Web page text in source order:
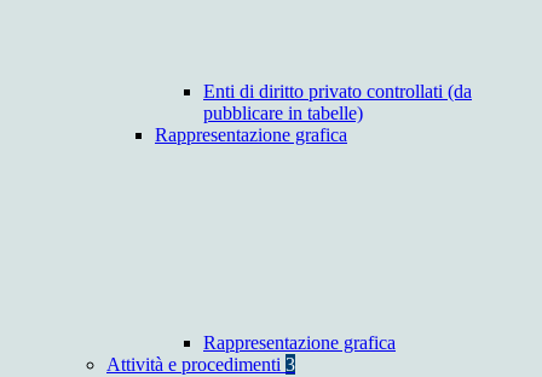
Enti di diritto privato controllati (da
pubblicare in tabelle)
Rappresentazione grafica
Rappresentazione grafica
Attività e procedimenti 3